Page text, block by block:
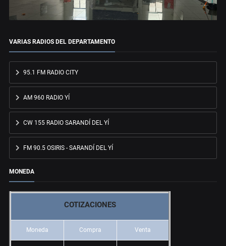
VARIAS RADIOS DEL DEPARTAMENTO
95.1 FM RADIO CITY
AM 960 RADIO YÍ
CW 155 RADIO SARANDÍ DEL YÍ
FM 90.5 OSIRIS - SARANDÍ DEL YÍ
MONEDA
COTIZACIONES
Moneda Compra Venta